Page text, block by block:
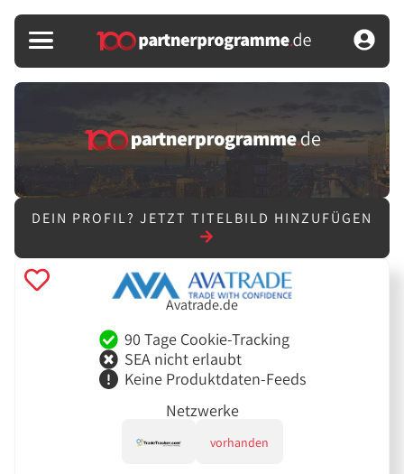
DEIN PROFIL? JETZT TITELBILD HINZUFÜGEN
Avatrade.de
90 Tage Cookie-Tracking
SEA nicht erlaubt
Keine Produktdaten-Feeds
Netzwerke
vorhanden